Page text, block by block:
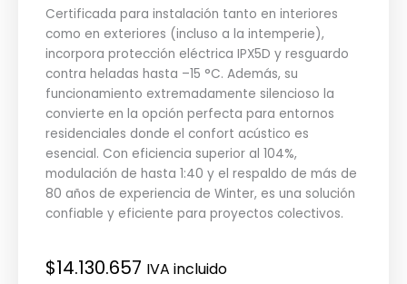
Certificada para instalación tanto en interiores
como en exteriores (incluso a la intemperie),
incorpora protección eléctrica IPX5D y resguardo
contra heladas hasta –15 °C. Además, su
funcionamiento extremadamente silencioso la
convierte en la opción perfecta para entornos
residenciales donde el confort acústico es
esencial. Con eficiencia superior al 104%,
modulación de hasta 1:40 y el respaldo de más de
80 años de experiencia de Winter, es una solución
confiable y eficiente para proyectos colectivos.
$14.130.657 IVA incluido